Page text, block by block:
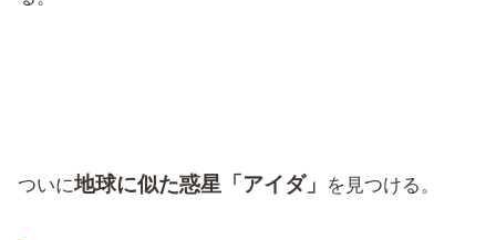
ついに地球に似た惑星「アイダ」 を見つける。